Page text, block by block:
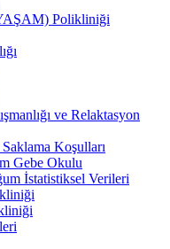
Polikliniği
ve Relaktasyon
Koşulları
Gebe Okulu
İstatistiksel Verileri